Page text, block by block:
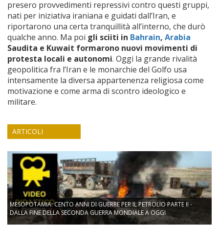
presero provvedimenti repressivi contro questi gruppi,
nati per iniziativa iraniana e guidati dall’Iran, e
riportarono una certa tranquillità all’interno, che durò
qualche anno. Ma poi gli sciiti in Bahrain, Arabia
Saudita e Kuwait formarono nuovi movimenti di
protesta locali e autonomi. Oggi la grande rivalità
geopolitica fra l’Iran e le monarchie del Golfo usa
intensamente la diversa appartenenza religiosa come
motivazione e come arma di scontro ideologico e
militare.
ARTICOLI
MESOPOTAMIA: CENTO ANNI DI GUERRE PER IL PETROLIO PARTE II -
DALLA FINE DELLA SECONDA GUERRA MONDIALE A OGGI